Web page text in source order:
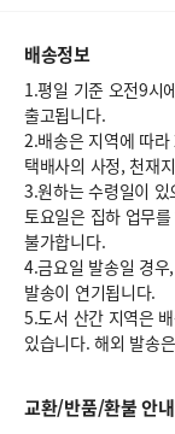
배송정보
1.평일 기준 오전9시
출고됩니다.
2.배송은 지역에 따
택배사의 사정, 천재
3.원하는 수령일이
토요일은 집하 업무
불가합니다.
4.금요일 발송일 경
발송이 연기됩니다.
5.도서 산간 지역은
있습니다. 해외 발송
교환/반품/환불 안내